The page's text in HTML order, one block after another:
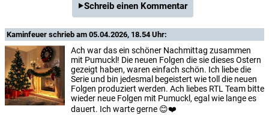
Schreib einen Kommentar
Kaminfeuer schrieb am 05.04.2026, 18.54 Uhr:
Ach war das ein schöner Nachmittag zusammen
mit Pumuckl! Die neuen Folgen die sie dieses Ostern
gezeigt haben, waren einfach schön. Ich liebe die
Serie und bin jedesmal begeistert wie toll die neuen
Folgen produziert werden. Ach liebes RTL Team bitte
wieder neue Folgen mit Pumuckl, egal wie lange es
dauert. Ich warte gerne 😊❤️